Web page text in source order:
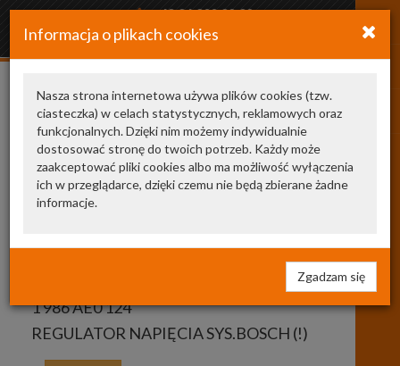
+48 34 366 20 20
arkozamowienia@gmail.com
Informacja o plikach cookies
Nasza strona internetowa używa plików cookies (tzw.
ciasteczka) w celach statystycznych, reklamowych oraz
funkcjonalnych. Dzięki nim możemy indywidualnie
dostosować stronę do twoich potrzeb. Każdy może
zaakceptować pliki cookies albo ma możliwość wyłączenia
ich w przeglądarce, dzięki czemu nie będą zbierane żadne
informacje.
Zgadzam się
Pokaż odpowiedniki
1 986 AE0
1 986 AE0 124
REGULATOR NAPIĘCIA SYS.BOSCH (!)